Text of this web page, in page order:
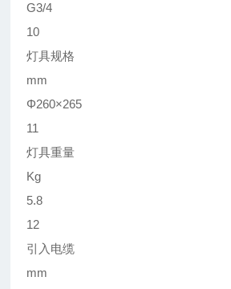
G3/4
10
灯具规格
mm
Φ260×265
11
灯具重量
Kg
5.8
12
引入电缆
mm